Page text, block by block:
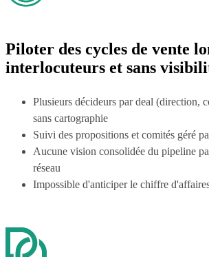
Piloter des cycles de vente
interlocuteurs et sans
Plusieurs décideurs par deal (direction,
sans cartographie
Suivi des propositions et comités géré
Aucune vision consolidée du pipeline
réseau
Impossible d'anticiper le chiffre